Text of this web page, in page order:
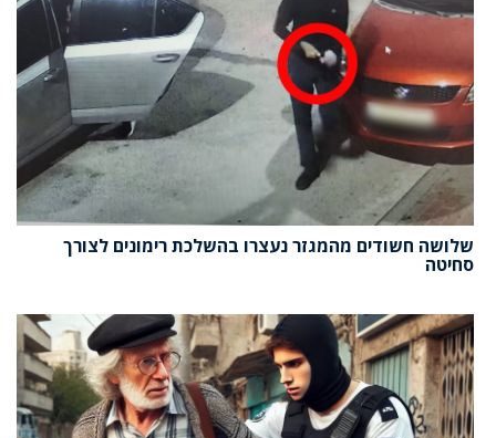
שלושה חשודים מהמגזר נעצרו בהשלכת רימונים לצורך
סחיטה